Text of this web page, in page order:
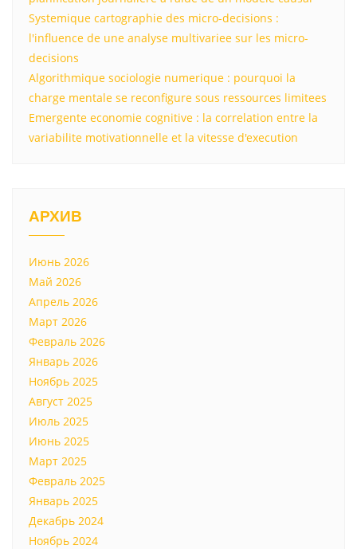
Systemique cartographie des micro-decisions :
l'influence de une analyse multivariee sur les micro-
decisions
Algorithmique sociologie numerique : pourquoi la
charge mentale se reconfigure sous ressources limitees
Emergente economie cognitive : la correlation entre la
variabilite motivationnelle et la vitesse d'execution
АРХИВ
Июнь 2026
Май 2026
Апрель 2026
Март 2026
Февраль 2026
Январь 2026
Ноябрь 2025
Август 2025
Июль 2025
Июнь 2025
Март 2025
Февраль 2025
Январь 2025
Декабрь 2024
Ноябрь 2024